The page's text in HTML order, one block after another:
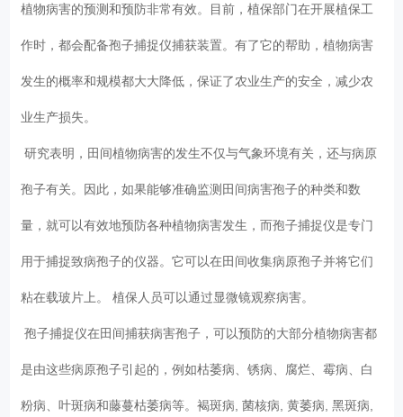
植物病害的预测和预防非常有效。目前，植保部门在开展植保工
作时，都会配备孢子捕捉仪捕获装置。有了它的帮助，植物病害
发生的概率和规模都大大降低，保证了农业生产的安全，减少农
业生产损失。
研究表明，田间植物病害的发生不仅与气象环境有关，还与病原
孢子有关。因此，如果能够准确监测田间病害孢子的种类和数
量，就可以有效地预防各种植物病害发生，而孢子捕捉仪是专门
用于捕捉致病孢子的仪器。它可以在田间收集病原孢子并将它们
粘在载玻片上。 植保人员可以通过显微镜观察病害。
孢子捕捉仪在田间捕获病害孢子，可以预防的大部分植物病害都
是由这些病原孢子引起的，例如枯萎病、锈病、腐烂、霉病、白
粉病、叶斑病和藤蔓枯萎病等。褐斑病, 菌核病, 黄萎病, 黑斑病,